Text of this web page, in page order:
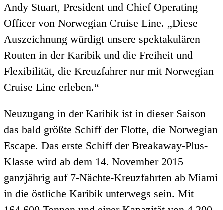
Andy Stuart, President und Chief Operating
Officer von Norwegian Cruise Line. „Diese
Auszeichnung würdigt unsere spektakulären
Routen in der Karibik und die Freiheit und
Flexibilität, die Kreuzfahrer nur mit Norwegian
Cruise Line erleben.“
Neuzugang in der Karibik ist in dieser Saison
das bald größte Schiff der Flotte, die Norwegian
Escape. Das erste Schiff der Breakaway-Plus-
Klasse wird ab dem 14. November 2015
ganzjährig auf 7-Nächte-Kreuzfahrten ab Miami
in die östliche Karibik unterwegs sein. Mit